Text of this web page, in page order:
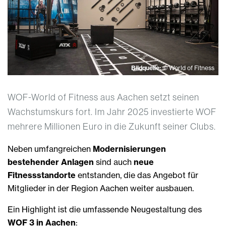
Bildquelle:© World of Fitness
WOF-World of Fitness aus Aachen setzt seinen
Wachstumskurs fort. Im Jahr 2025 investierte WOF
mehrere Millionen Euro in die Zukunft seiner Clubs.
Neben umfangreichen Modernisierungen
bestehender Anlagen sind auch neue
Fitnessstandorte entstanden, die das Angebot für
Mitglieder in der Region Aachen weiter ausbauen.
Ein Highlight ist die umfassende Neugestaltung des
WOF 3 in Aachen: